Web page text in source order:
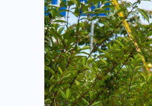
NADCHODZĄCE IMPREZY
ZAPOWIEDZI